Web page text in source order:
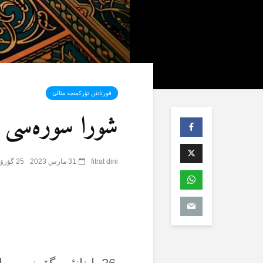
قورئانئن تۆرکمنجە مئالئ
شورا سورەسی (42)
fitrat dini 31 مارس 2023 25 گؤرۆنتۆلنمە